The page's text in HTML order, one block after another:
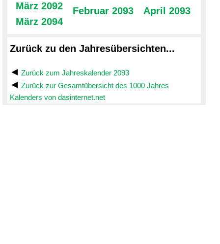
März 2092
März 2094
Februar 2093 April 2093
Zurück zu den Jahresübersichten...
Zurück zum Jahreskalender 2093
Zurück zur Gesamtübersicht des 1000 Jahres
Kalenders von dasinternet.net